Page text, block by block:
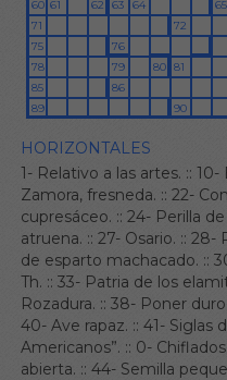
HORIZONTALES
1- Relativo a las artes. :: 10-
Zamora, fresneda. :: 22-
cupresáceo. :: 24- Perilla de
atruena. :: 27- Osario. :: 28-
de esparto machacado. ::
Th. :: 33- Patria de los
Rozadura. :: 38- Poner
40- Ave rapaz. :: 41- Siglas
Americanos”. :: 0- Chiflados.
abierta. :: 44- Semilla